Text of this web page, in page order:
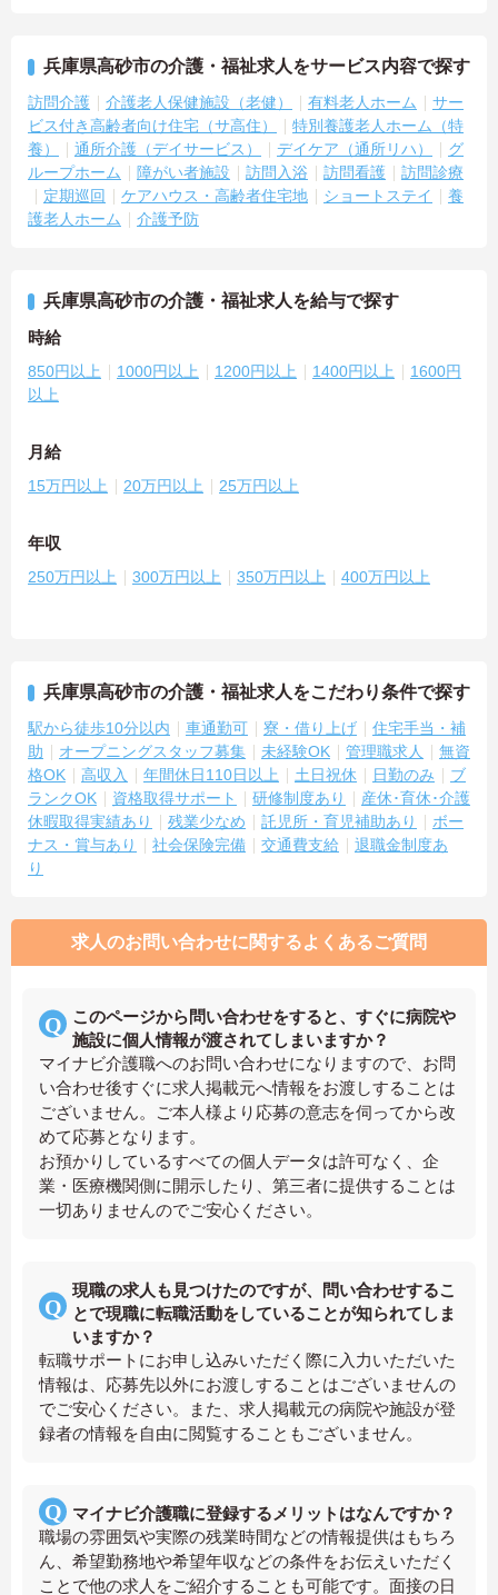
兵庫県高砂市の介護・福祉求人をサービス内容で探す
訪問介護 介護老人保健施設（老健） 有料老人ホーム
サー
ビス付き高齢者向け住宅（サ高住）
特別養護老人ホーム（特
養）
通所介護（デイサービス） デイケア（通所リハ）
グ
ループホーム
障がい者施設 訪問入浴 訪問看護
訪問診療
定期巡回
ケアハウス・高齢者住宅地 ショートステイ
養
護老人ホーム
介護予防
兵庫県高砂市の介護・福祉求人を給与で探す
時給
850円以上 1000円以上 1200円以上 1400円以上
1600円
以上
月給
15万円以上 20万円以上 25万円以上
年収
250万円以上 300万円以上 350万円以上 400万円以上
兵庫県高砂市の介護・福祉求人をこだわり条件で探す
駅から徒歩10分以内 車通勤可 寮・借り上げ
住宅手当・補
助
オープニングスタッフ募集 未経験OK 管理職求人
無資
格OK
高収入 年間休日110日以上 土日祝休 日勤のみ
ブ
ランクOK
資格取得サポート 研修制度あり
産休･育休･介護
休暇取得実績あり
残業少なめ 託児所・育児補助あり
ボー
ナス・賞与あり
社会保険完備 交通費支給
退職金制度あ
り
求人のお問い合わせに関するよくあるご質問
このページから問い合わせをすると、すぐに病院や
施設に個人情報が渡されてしまいますか？
マイナビ介護職へのお問い合わせになりますので、お問
い合わせ後すぐに求人掲載元へ情報をお渡しすることは
ございません。ご本人様より応募の意志を伺ってから改
めて応募となります。
お預かりしているすべての個人データは許可なく、企
業・医療機関側に開示したり、第三者に提供することは
一切ありませんのでご安心ください。
現職の求人も見つけたのですが、問い合わせするこ
とで現職に転職活動をしていることが知られてしま
いますか？
転職サポートにお申し込みいただく際に入力いただいた
情報は、応募先以外にお渡しすることはございませんの
でご安心ください。また、求人掲載元の病院や施設が登
録者の情報を自由に閲覧することもございません。
マイナビ介護職に登録するメリットはなんですか？
職場の雰囲気や実際の残業時間などの情報提供はもちろ
ん、希望勤務地や希望年収などの条件をお伝えいただく
ことで他の求人をご紹介することも可能です。面接の日